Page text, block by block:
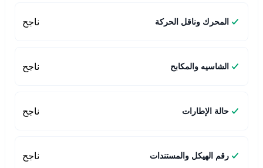
المحرك وناقل الحركة ناجح
الشاسيه والمكابح ناجح
حالة الإطارات ناجح
رقم الهيكل والمستندات ناجح